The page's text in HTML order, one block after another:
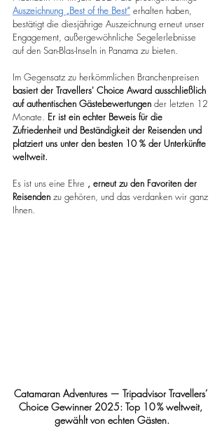
Auszeichnung „Best of the Best“ erhalten haben,
bestätigt die diesjährige Auszeichnung erneut unser
Engagement, außergewöhnliche Segelerlebnisse
auf den San-Blas-Inseln in Panama zu bieten.
Im Gegensatz zu herkömmlichen Branchenpreisen
basiert der Travellers' Choice Award ausschließlich
auf authentischen Gästebewertungen der letzten 12
Monate. Er ist ein echter Beweis für die
Zufriedenheit und Beständigkeit der Reisenden und
platziert uns unter den besten 10 % der Unterkünfte
weltweit.
Es ist uns eine Ehre , erneut zu den Favoriten der
Reisenden zu gehören, und das verdanken wir ganz
Ihnen.
Catamaran Adventures — Tripadvisor Travellers’
Choice Gewinner 2025: Top 10 % weltweit,
gewählt von echten Gästen.